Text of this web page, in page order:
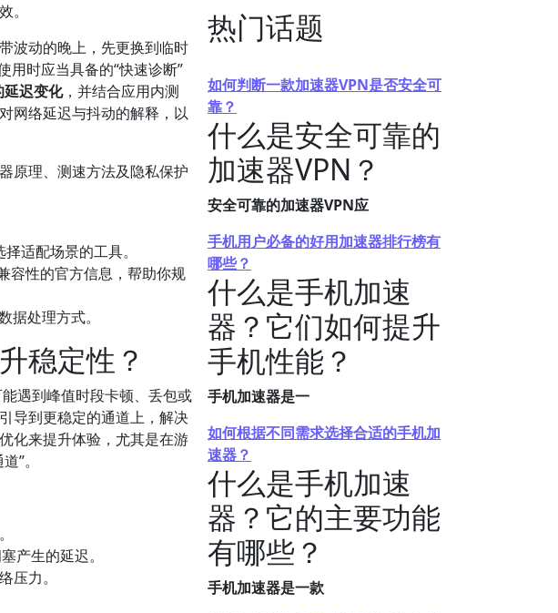
。
波动的晚上，先更换到临时
用时应当具备的“快速诊断”
迟变化，并结合应用内测
网络延迟与抖动的解释，以
原理、测速方法及隐私保护
适配场景的工具。
性的官方信息，帮助你规
处理方式。
稳定性？
遇到峰值时段卡顿、丢包或
导到更稳定的通道上，解决
化来提升体验，尤其是在游
”。
产生的延迟。
压力。
热门话题
如何判断一款加速器VPN是否安全可
靠？
什么是安全可靠的
加速器VPN？
安全可靠的加速器VPN应
手机用户必备的好用加速器排行榜有
哪些？
什么是手机加速
器？它们如何提升
手机性能？
手机加速器是一
如何根据不同需求选择合适的手机加
速器？
什么是手机加速
器？它的主要功能
有哪些？
手机加速器是一款